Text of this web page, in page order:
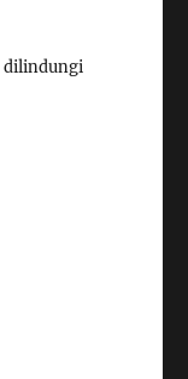
dilindungi